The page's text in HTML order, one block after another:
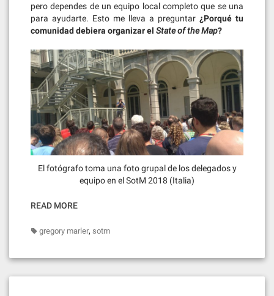
pero dependes de un equipo local completo que se una
para ayudarte. Esto me lleva a preguntar ¿Porqué tu
comunidad debiera organizar el State of the Map?
El fotógrafo toma una foto grupal de los delegados y
equipo en el SotM 2018 (Italia)
READ MORE
gregory marler, sotm